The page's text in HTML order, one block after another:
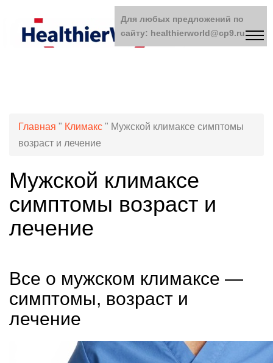
Главная " Климакс " Мужской климаксе симптомы
возраст и лечение
Мужской климаксе
симптомы возраст и
лечение
Все о мужском климаксе —
симптомы, возраст и
лечение
Для любых предложений по
сайту: healthierworld@cp9.ru